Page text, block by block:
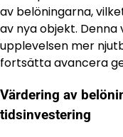
av belöningarna,
av nya objekt.
upplevelsen mer
fortsätta avancera
Värdering av
tidsinvestering